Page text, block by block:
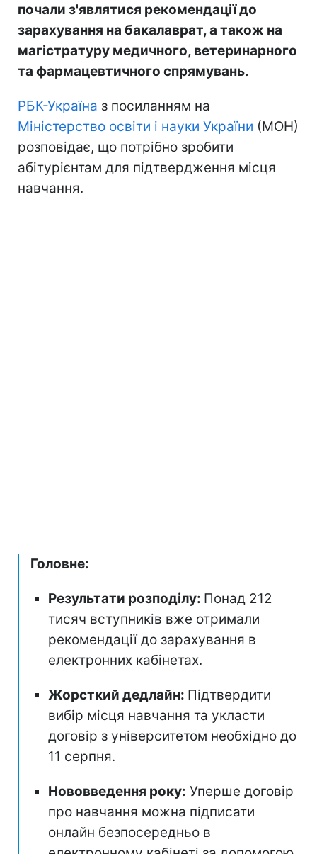
почали з'являтися рекомендації до
зарахування на бакалаврат, а також на
магістратуру медичного, ветеринарного
та фармацевтичного спрямувань.
РБК-Україна з посиланням на
Міністерство освіти і науки України (МОН)
розповідає, що потрібно зробити
абітурієнтам для підтвердження місця
навчання.
Головне:
Результати розподілу: Понад 212
тисяч вступників вже отримали
рекомендації до зарахування в
електронних кабінетах.
Жорсткий дедлайн: Підтвердити
вибір місця навчання та укласти
договір з університетом необхідно до
11 серпня.
Нововведення року: Уперше договір
про навчання можна підписати
онлайн безпосередньо в